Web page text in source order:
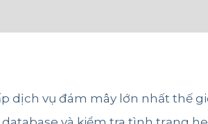
dịch vụ đám mây lớn nhất thế